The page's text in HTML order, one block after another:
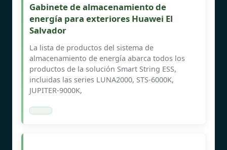
Gabinete de almacenamiento de
energía para exteriores Huawei El
Salvador
La lista de productos del sistema de
almacenamiento de energía abarca todos los
productos de la solución Smart String ESS,
incluidas las series LUNA2000, STS-6000K,
JUPITER-9000K,